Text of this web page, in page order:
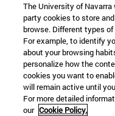
The University of
party cookies to store
browse. Different types
For example, to identify
about your browsing
personalize how the
cookies you want to
will remain active until
For more detailed
our Cookie Policy.